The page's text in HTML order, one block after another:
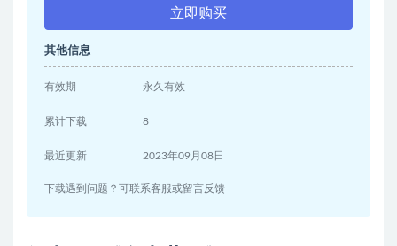
立即购买
其他信息
有效期 永久有效
累计下载 8
最近更新 2023年09月08日
下载遇到问题？可联系客服或留言反馈